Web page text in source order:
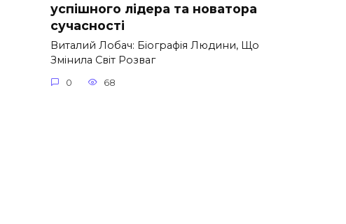
успішного лідера та новатора
сучасності
Виталий Лобач: Біографія Людини, Що
Змінила Світ Розваг
0 68